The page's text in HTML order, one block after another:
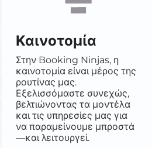
Καινοτομία
Στην Booking Ninjas, η
καινοτομία είναι μέρος της
ρουτίνας μας.
Εξελισσόμαστε συνεχώς,
βελτιώνοντας τα μοντέλα
και τις υπηρεσίες μας για
να παραμείνουμε μπροστά
—και λειτουργεί.